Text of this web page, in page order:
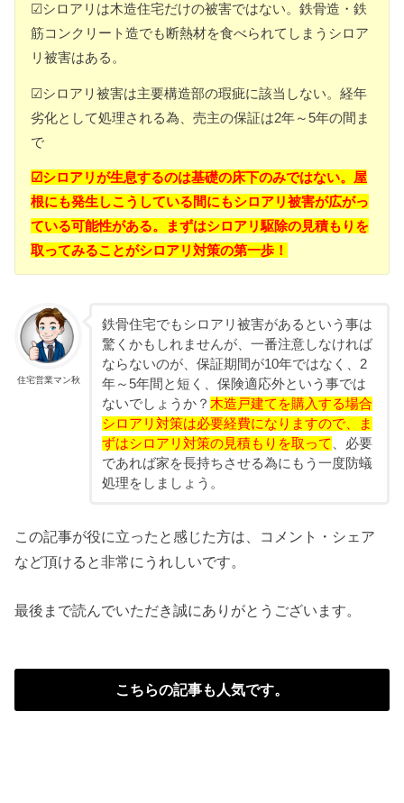
☑シロアリは木造住宅だけの被害ではない。鉄骨造・鉄
筋コンクリート造でも断熱材を食べられてしまうシロア
リ被害はある。
☑シロアリ被害は主要構造部の瑕疵に該当しない。経年
劣化として処理される為、売主の保証は2年～5年の間ま
で
☑シロアリが生息するのは基礎の床下のみではない。屋
根にも発生しこうしている間にもシロアリ被害が広がっ
ている可能性がある。まずはシロアリ駆除の見積もりを
取ってみることがシロアリ対策の第一歩！
住宅営業マン秋
鉄骨住宅でもシロアリ被害があるという事は
驚くかもしれませんが、一番注意しなければ
ならないのが、保証期間が10年ではなく、2
年～5年間と短く、保険適応外という事では
ないでしょうか？ 木造戸建てを購入する場合
シロアリ対策は必要経費になりますので、ま
ずはシロアリ対策の見積もりを取って
、必要
であれば家を長持ちさせる為にもう一度防蟻
処理をしましょう。
この記事が役に立ったと感じた方は、コメント・シェア
など頂けると非常にうれしいです。
最後まで読んでいただき誠にありがとうございます。
こちらの記事も人気です。